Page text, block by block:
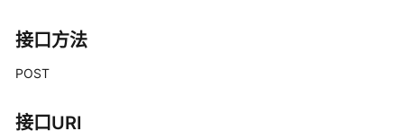
用
户
指
价
接口方法
POST
接口URI